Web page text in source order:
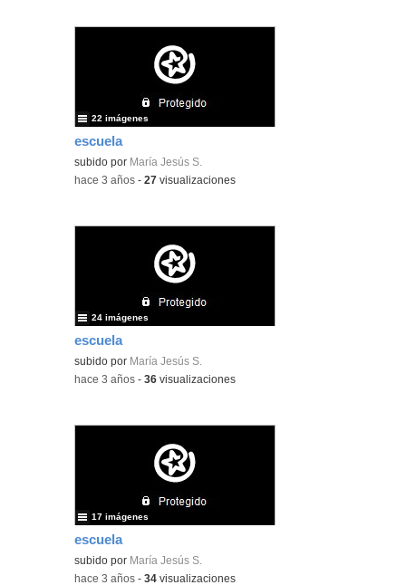
escuela
subido por María Jesús S.
22 imágenes
-hace 3 años -27 visualizaciones
escuela
subido por María Jesús S.
24 imágenes
-hace 3 años -36 visualizaciones
escuela
subido por María Jesús S.
17 imágenes
-hace 3 años -34 visualizaciones